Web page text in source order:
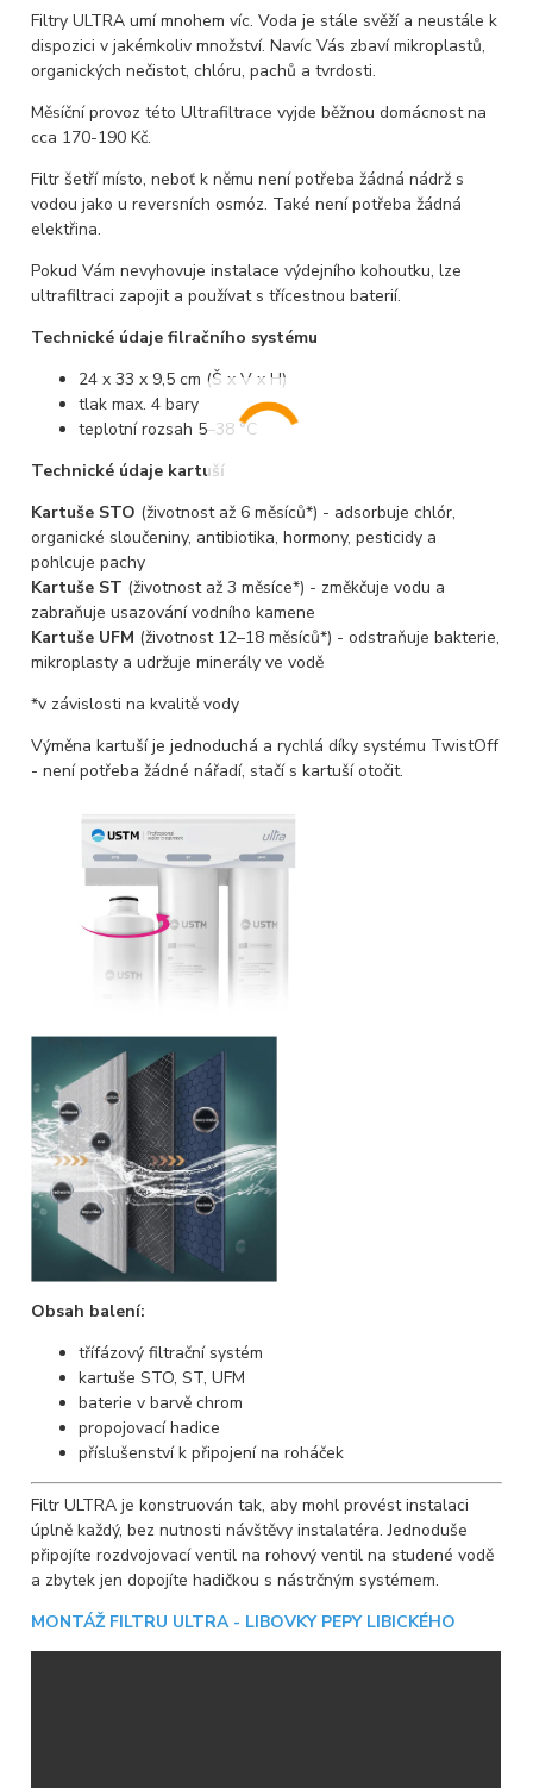
Filtry ULTRA umí mnohem víc. Voda je stále svěží a neustále k
dispozici v jakémkoliv množství. Navíc Vás zbaví mikroplastů,
organických nečistot, chlóru, pachů a tvrdosti.
Měsíční provoz této Ultrafiltrace vyjde běžnou domácnost na
cca 170-190 Kč.
Filtr šetří místo, neboť k němu není potřeba žádná nádrž s
vodou jako u reversních osmóz. Také není potřeba žádná
elektřina.
Pokud Vám nevyhovuje instalace výdejního kohoutku, lze
ultrafiltraci zapojit a používat s třícestnou baterií.
Technické údaje filračního systému
24 x 33 x 9,5 cm (Š x V x H)
tlak max. 4 bary
teplotní rozsah 5–38 °C
Technické údaje kartuší
Kartuše STO (životnost až 6 měsíců*) - adsorbuje chlór,
organické sloučeniny, antibiotika, hormony, pesticidy a
pohlcuje pachy
Kartuše ST (životnost až 3 měsíce*) - změkčuje vodu a
zabraňuje usazování vodního kamene
Kartuše UFM (životnost 12–18 měsíců*) - odstraňuje bakterie,
mikroplasty a udržuje minerály ve vodě
*v závislosti na kvalitě vody
Výměna kartuší je jednoduchá a rychlá díky systému TwistOff
- není potřeba žádné nářadí, stačí s kartuší otočit.
Obsah balení:
třífázový filtrační systém
kartuše STO, ST, UFM
baterie v barvě chrom
propojovací hadice
příslušenství k připojení na roháček
Filtr ULTRA je konstruován tak, aby mohl provést instalaci
úplně každý, bez nutnosti návštěvy instalatéra. Jednoduše
připojíte rozdvojovací ventil na rohový ventil na studené vodě
a zbytek jen dopojíte hadičkou s nástrčným systémem.
MONTÁŽ FILTRU ULTRA - LIBOVKY PEPY LIBICKÉHO